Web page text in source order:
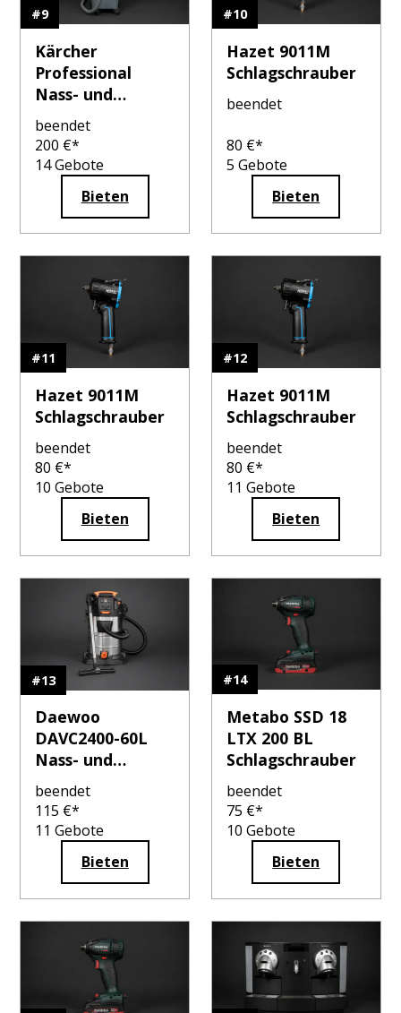
#9
Kärcher
Professional
Nass- und
Trockensauger
NT 30/1
beendet
200 €*
14Gebote
Bieten
#10
Hazet 9011M
Schlagschrauber
beendet
80 €*
5 Gebote
Bieten
#11
Hazet 9011M
Schlagschrauber
beendet
80 €*
10 Gebote
Bieten
#12
Hazet 9011M
Schlagschrauber
beendet
80 €*
11 Gebote
Bieten
#13
Daewoo
DAVC2400-60L
Nass- und
Trockensauger
beendet
115 €*
11 Gebote
Bieten
#14
Metabo SSD 18
LTX 200 BL
Schlagschrauber
beendet
75 €*
10 Gebote
Bieten